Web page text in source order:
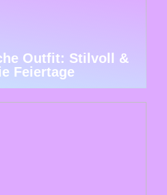
Outfit: Stilvoll &
Feiertage